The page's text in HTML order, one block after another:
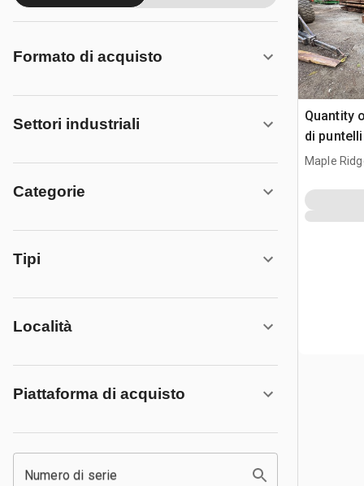
Formato di acquisto
Settori industriali
Categorie
Tipi
Località
Piattaforma di acquisto
Numero di serie
Quantity
di puntelli
Maple